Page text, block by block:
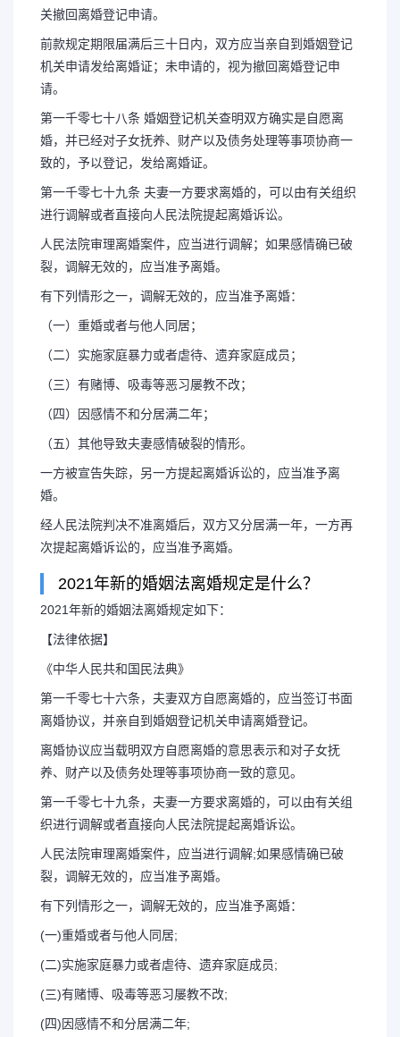
关撤回离婚登记申请。
前款规定期限届满后三十日内，双方应当亲自到婚姻登记
机关申请发给离婚证；未申请的，视为撤回离婚登记申
请。
第一千零七十八条 婚姻登记机关查明双方确实是自愿离
婚，并已经对子女抚养、财产以及债务处理等事项协商一
致的，予以登记，发给离婚证。
第一千零七十九条 夫妻一方要求离婚的，可以由有关组织
进行调解或者直接向人民法院提起离婚诉讼。
人民法院审理离婚案件，应当进行调解；如果感情确已破
裂，调解无效的，应当准予离婚。
有下列情形之一，调解无效的，应当准予离婚：
（一）重婚或者与他人同居；
（二）实施家庭暴力或者虐待、遗弃家庭成员；
（三）有赌博、吸毒等恶习屡教不改；
（四）因感情不和分居满二年；
（五）其他导致夫妻感情破裂的情形。
一方被宣告失踪，另一方提起离婚诉讼的，应当准予离
婚。
经人民法院判决不准离婚后，双方又分居满一年，一方再
次提起离婚诉讼的，应当准予离婚。
2021年新的婚姻法离婚规定是什么？
2021年新的婚姻法离婚规定如下：
【法律依据】
《中华人民共和国民法典》
第一千零七十六条，夫妻双方自愿离婚的，应当签订书面
离婚协议，并亲自到婚姻登记机关申请离婚登记。
离婚协议应当载明双方自愿离婚的意思表示和对子女抚
养、财产以及债务处理等事项协商一致的意见。
第一千零七十九条，夫妻一方要求离婚的，可以由有关组
织进行调解或者直接向人民法院提起离婚诉讼。
人民法院审理离婚案件，应当进行调解;如果感情确已破
裂，调解无效的，应当准予离婚。
有下列情形之一，调解无效的，应当准予离婚：
(一)重婚或者与他人同居;
(二)实施家庭暴力或者虐待、遗弃家庭成员;
(三)有赌博、吸毒等恶习屡教不改;
(四)因感情不和分居满二年;